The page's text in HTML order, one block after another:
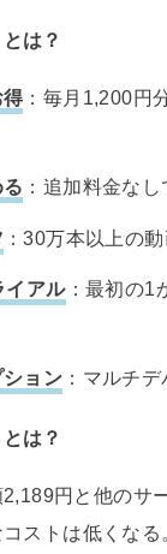
は？
：毎月1,200円
：追加料金な
：30万本以上の
イアル：最初の1
ョン ：マルチ
は？
2,189円と他のサ
ストは低くなる